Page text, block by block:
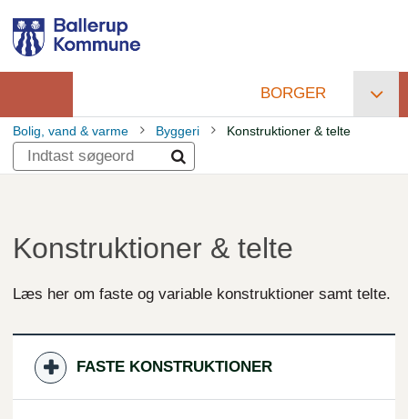
hovedindhold
Primær
navigation
BORGER
Brødkrumme
Bolig, vand & varme Byggeri Konstruktioner & telte
Konstruktioner & telte
Læs her om faste og variable konstruktioner samt telte.
FASTE KONSTRUKTIONER